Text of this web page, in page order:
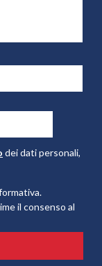
dei dati personali,
il consenso al